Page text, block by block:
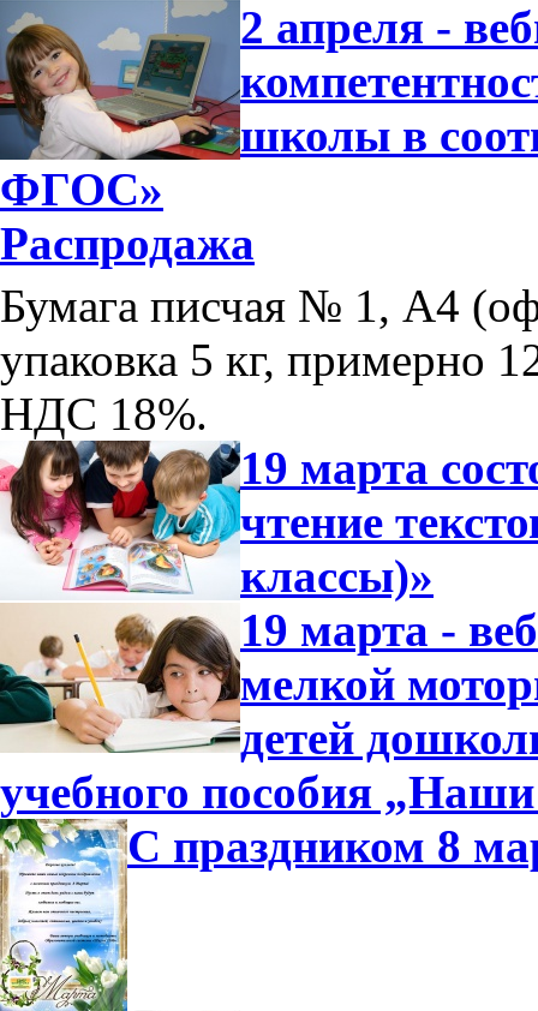
2 апреля -
школы в
ФГОС»
Распродажа
Бумага писчая № 1, А4
упаковка 5 кг, примерно
НДС 18%.
19 марта
чтение
классы)»
19 марта -
мелкой
детей
учебного пособия
С праздником 8